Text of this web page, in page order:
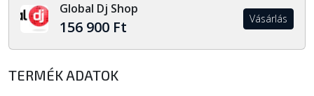
Global Dj Shop
156 900 Ft Vásárlás
TERMÉK ADATOK